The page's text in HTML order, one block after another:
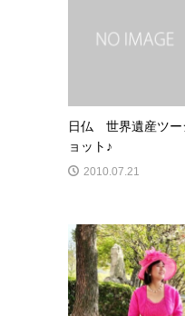
日仏 世界遺産ツー
ョット♪
2010.07.21